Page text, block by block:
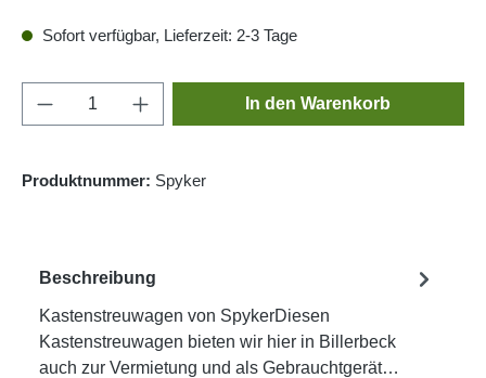
Sofort verfügbar, Lieferzeit: 2-3 Tage
Produkt Anzahl: Gib den gewünschten
In den Warenkorb
Produktnummer: Spyker
Beschreibung
Kastenstreuwagen von SpykerDiesen
Kastenstreuwagen bieten wir hier in Billerbeck
auch zur Vermietung und als Gebrauchtgerät…